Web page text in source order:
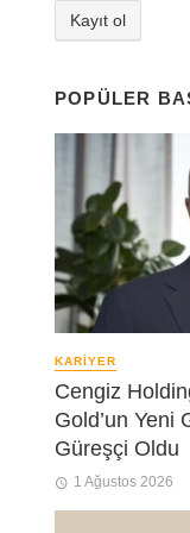
POPÜLER
KARIYER
Cengiz
Gold’un Yeni
Güreşçi Oldu
1 Ağustos 2026